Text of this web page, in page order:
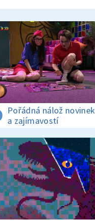
Pořádná nálož novinek
a zajímavostí